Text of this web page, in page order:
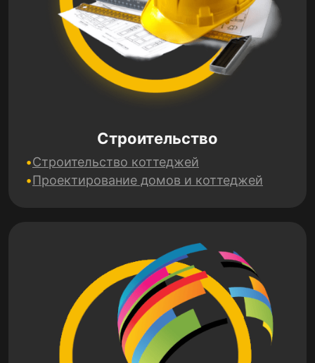
Строительство
Строительство коттеджей
Проектирование домов и коттеджей